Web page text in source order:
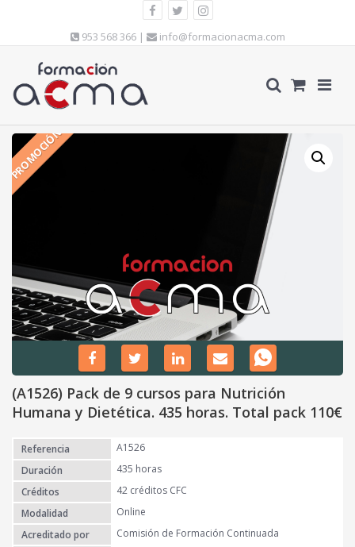
953 568 366 | info@formacionacma.com
PROMOCIÓN
(A1526) Pack de 9 cursos para Nutrición
Humana y Dietética. 435 horas. Total pack 110€
Referencia
A1526
Duración
435 horas
Créditos
42 créditos CFC
Modalidad
Online
Acreditado por
Comisión de Formación Continuada